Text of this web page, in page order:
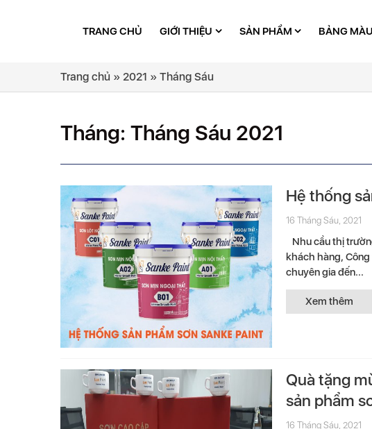
TRANG CHỦ GIỚI THIỆU SẢN PHẨM BẢNG MÀU
Trang chủ » 2021 » Tháng Sáu
Tháng: Tháng Sáu 2021
Hệ thống
16 Tháng Sáu, 2021
Nhu cầu thị
khách hàng,
chuyên gia đến...
Xem thêm
Quà tặng
sản phẩm
16 Tháng Sáu, 2021